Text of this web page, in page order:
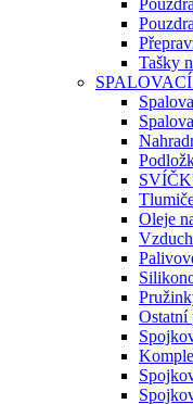
Tašky
Oleje
Ostatní